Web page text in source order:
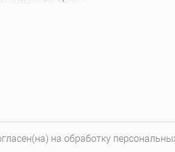
на обработку